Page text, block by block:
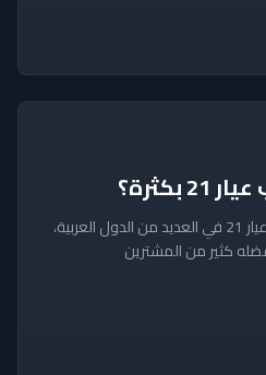
تعرف على أسباب انتشار ذهب عيار 21 في العديد من الدول العربية،
كثير من المشترين